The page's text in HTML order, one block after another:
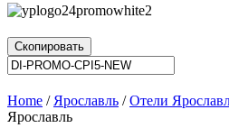
Скопировать
Home / Ярославль /Отели
Ярославль